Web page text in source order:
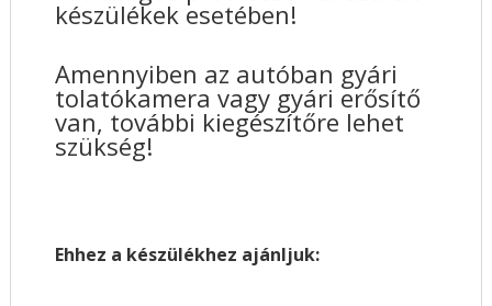
készülékek esetében!
Amennyiben az autóban gyári
tolatókamera vagy gyári erősítő
van, további kiegészítőre lehet
szükség!
Ehhez a készülékhez ajánljuk: